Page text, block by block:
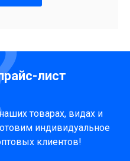
лист
товарах, видах и
индивидуальное
клиентов!